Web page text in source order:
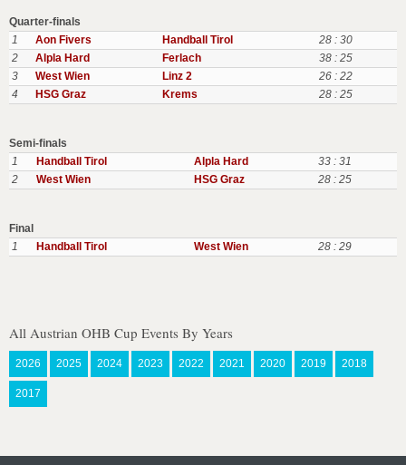
Quarter-finals
1
Aon Fivers Handball Tirol
28 : 30
2
Alpla Hard Ferlach
38 : 25
3
West Wien Linz 2
26 : 22
4
HSG Graz Krems 28 : 25
Semi-finals
1
Handball Tirol Alpla Hard
33 : 31
2
West Wien HSG Graz 28 : 25
Final
1
Handball Tirol West Wien 28 : 29
All Austrian OHB Cup Events By Years
2026 2025 2024 2023 2022 2021 2020 2019 2018
2017